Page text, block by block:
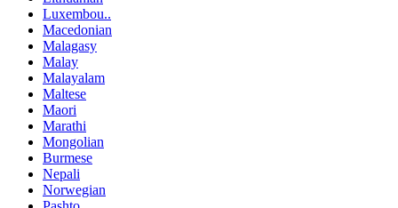
Luxembou..
Macedonian
Malagasy
Malay
Malayalam
Maltese
Maori
Marathi
Mongolian
Burmese
Nepali
Norwegian